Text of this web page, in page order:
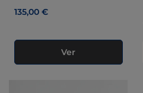
135,00 €
Ver